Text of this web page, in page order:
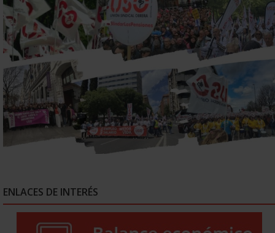
ENLACES DE INTERÉS